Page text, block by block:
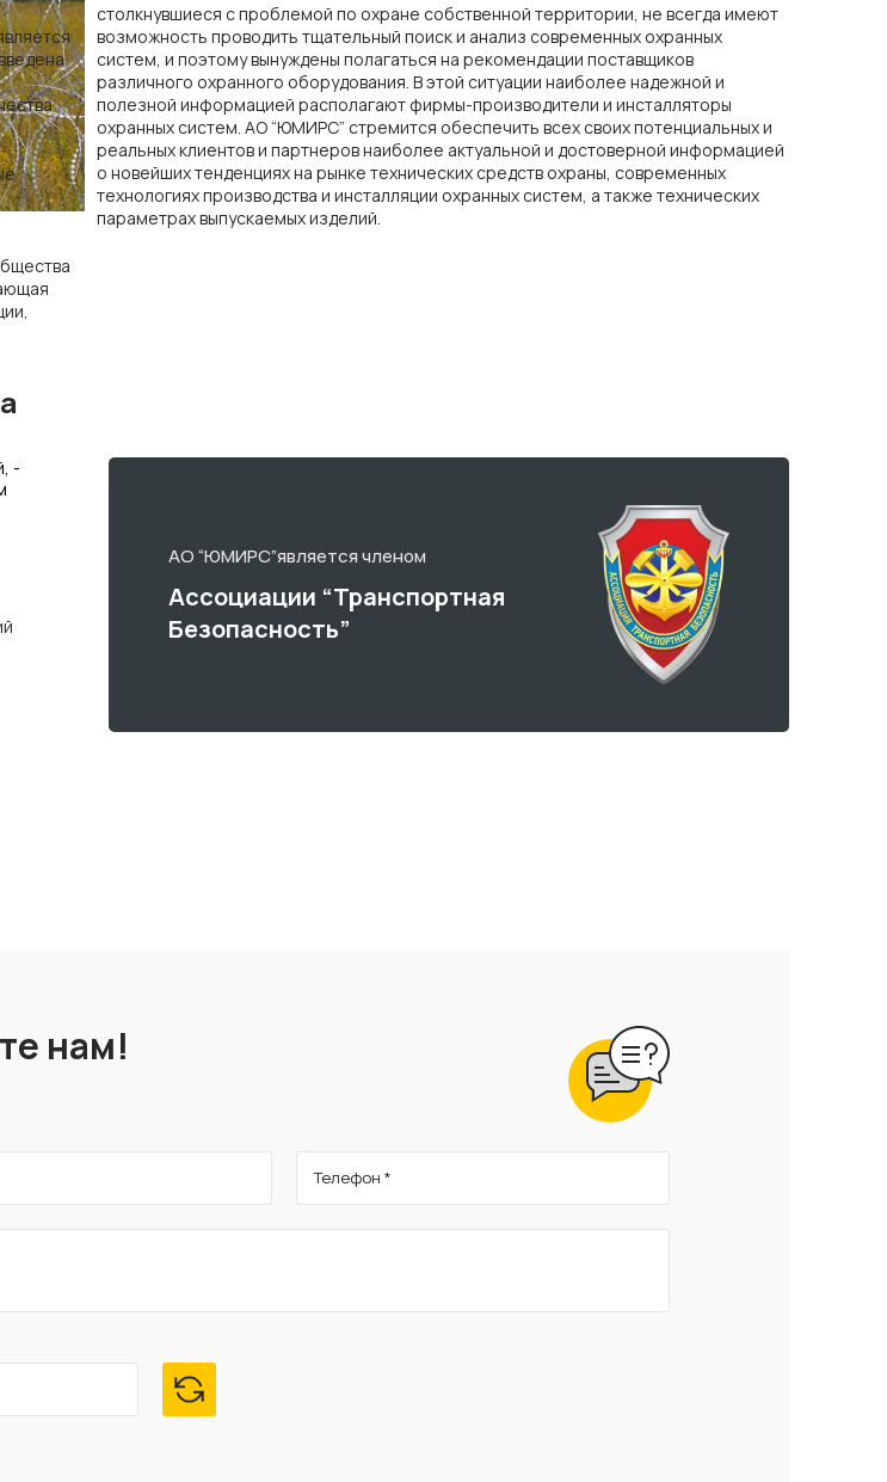
столкнувшиеся с проблемой по охране собственной территории, не всегда имеют
возможность проводить тщательный поиск и анализ современных охранных
систем, и поэтому вынуждены полагаться на рекомендации поставщиков
различного охранного оборудования. В этой ситуации наиболее надежной и
полезной информацией располагают фирмы-производители и инсталляторы
охранных систем. АО “ЮМИРС” стремится обеспечить всех своих потенциальных и
реальных клиентов и партнеров наиболее актуальной и достоверной информацией
о новейших тенденциях на рынке технических средств охраны, современных
технологиях производства и инсталляции охранных систем, а также технических
параметрах выпускаемых изделий.
-
АО “ЮМИРС”является членом
Ассоциации “Транспортная
Безопасность”
нам!
Телефон *